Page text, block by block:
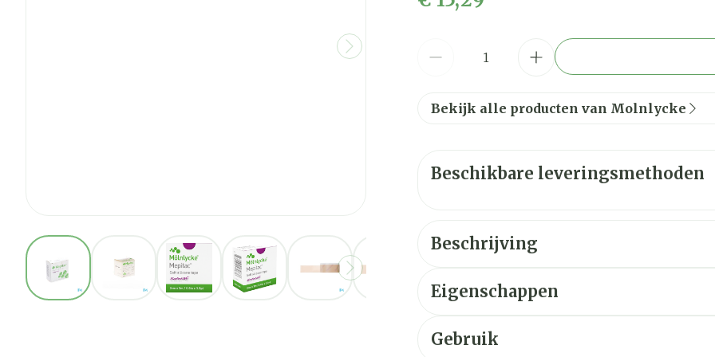
View larger imageView larger imageView larger imageView larger image View larger image
Bekijk alle producten van Molnlycke
Beschikbare leveringsmethoden
Beschrijving
Eigenschappen
Ideale fixatie voor patiënten met een broze
Gebruik